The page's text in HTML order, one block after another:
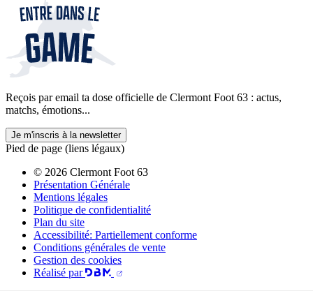
Reçois par email ta dose officielle de Clermont Foot 63 : actus,
matchs, émotions...
Je m'inscris à la newsletter
Pied de page (liens légaux)
© 2026 Clermont Foot 63
Présentation Générale
Mentions légales
Politique de confidentialité
Plan du site
Accessibilité: Partiellement conforme
Conditions générales de vente
Gestion des cookies
Réalisé par